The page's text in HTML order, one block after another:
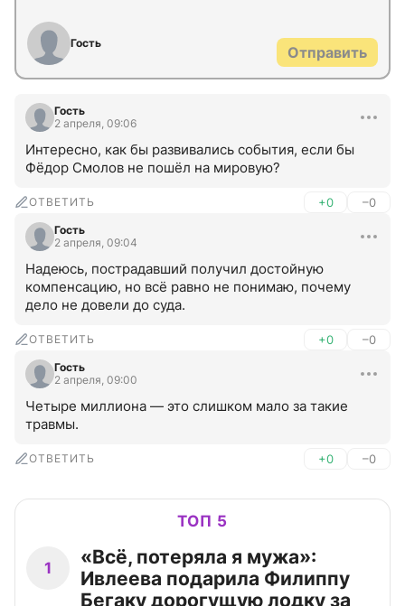
Гость
Отправить
Гость
2 апреля, 09:06
Интересно, как бы развивались события, если бы
Фёдор Смолов не пошёл на мировую?
ОТВЕТИТЬ +0 –0
Гость
2 апреля, 09:04
Надеюсь, пострадавший получил достойную
компенсацию, но всё равно не понимаю, почему
дело не довели до суда.
ОТВЕТИТЬ +0 –0
Гость
2 апреля, 09:00
Четыре миллиона — это слишком мало за такие
травмы.
ОТВЕТИТЬ +0 –0
ТОП 5
1
«Всё, потеряла я мужа»:
Ивлеева подарила Филиппу
Бегаку дорогущую лодку за